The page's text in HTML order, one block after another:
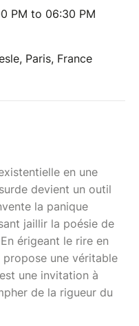
PM to 06:30 PM
Paris, France
en une
devient un outil
la panique
jaillir la poésie de
érigeant le rire en
une véritable
une invitation à
de la rigueur du